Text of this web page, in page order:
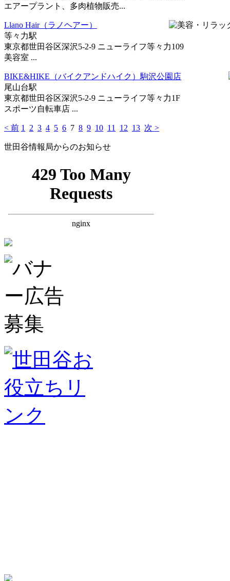
エアープラント、多肉植物販売...
Llano Hair（ラノヘアー）
等々力駅
東京都世田谷区深沢5-2-9 ニューライフ等々力109
美容室 ...
BIKE&HIKE（バイクアンドハイク）駒沢公園店
尾山台駅
東京都世田谷区深沢5-2-9 ニューライフ等々力1F
スポーツ自転車店 ...
< 前 1 2 3 4 5 6 7 8 9 10 11 12 13 次 >
世田谷情報局からのお知らせ